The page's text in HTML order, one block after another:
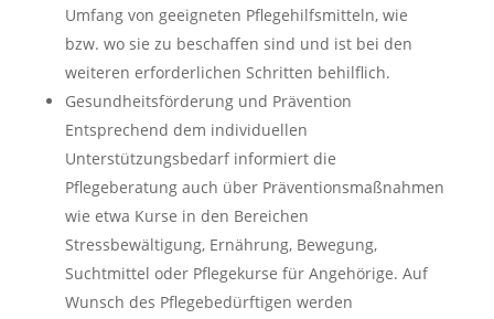
Umfang von geeigneten Pflegehilfsmitteln, wie
bzw. wo sie zu beschaffen sind und ist bei den
weiteren erforderlichen Schritten behilflich.
Gesundheitsförderung und Prävention
Entsprechend dem individuellen
Unterstützungsbedarf informiert die
Pflegeberatung auch über Präventionsmaßnahmen
wie etwa Kurse in den Bereichen
Stressbewältigung, Ernährung, Bewegung,
Suchtmittel oder Pflegekurse für Angehörige. Auf
Wunsch des Pflegebedürftigen werden